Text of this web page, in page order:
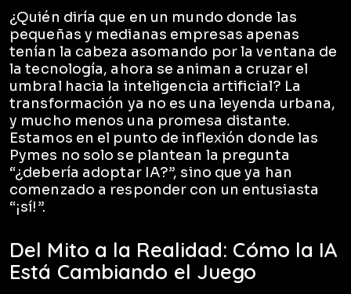
¿Quién diría que en un mundo donde las
pequeñas y medianas empresas apenas
tenían la cabeza asomando por la ventana de
la tecnología, ahora se animan a cruzar el
umbral hacia la inteligencia artificial? La
transformación ya no es una leyenda urbana,
y mucho menos una promesa distante.
Estamos en el punto de inflexión donde las
Pymes no solo se plantean la pregunta
“¿debería adoptar IA?”, sino que ya han
comenzado a responder con un entusiasta
“¡sí!”.
Del Mito a la Realidad: Cómo la IA
Está Cambiando el Juego